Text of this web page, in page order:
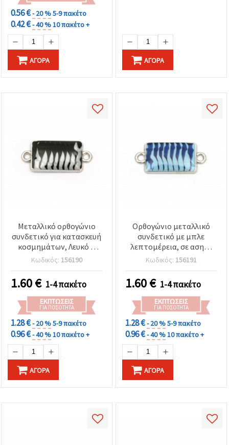
0.56 €- 20 %5-9 πακέτο
0.42 €- 40 %10 πακέτο +
ΑΓΟΡΆ ΑΓΟΡΆ
Μεταλλικό ορθογώνιο
συνδετικό για κατασκευή
κοσμημάτων, Λευκό &
Μαύρο (ασορτί), ασημί
χρώμα, 25x11x3 mm, οπή
2 mm - 5 τεμ.
Κωδικός: 156190
1.60€ 1-4 πακέτο
ΕΚΠΤΏΣΕΙΣ
ΓΙΑ ΠΟΣΌΤΗΤΑ
1.28 €- 20 %5-9 πακέτο
0.96 €- 40 %10 πακέτο +
ΑΓΟΡΆ
Ορθογώνιο μεταλλικό
συνδετικό με μπλε
λεπτομέρεια, σε ασημί
χρώμα, στοιχείο
χειροτεχνίας 25x11x3
mm, οπή 2 mm — 5 τεμ.
Κωδικός: 156191
1.60€ 1-4 πακέτο
ΕΚΠΤΏΣΕΙΣ
ΓΙΑ ΠΟΣΌΤΗΤΑ
1.28 €- 20 %5-9 πακέτο
0.96 €- 40 %10 πακέτο +
ΑΓΟΡΆ